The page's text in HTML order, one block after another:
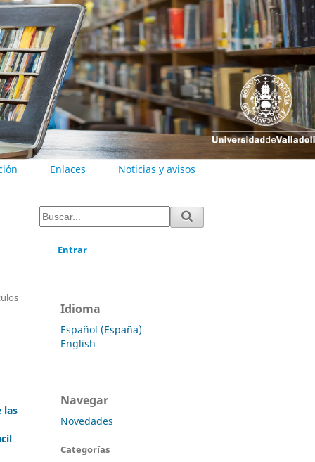
Enlaces Noticias y avisos
las
Entrar
Idioma
Español (España)
English
Navegar
Novedades
Categorías